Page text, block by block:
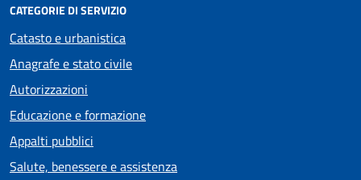
CATEGORIE DI SERVIZIO
Catasto e urbanistica
Anagrafe e stato civile
Autorizzazioni
Educazione e formazione
Appalti pubblici
Salute, benessere e assistenza